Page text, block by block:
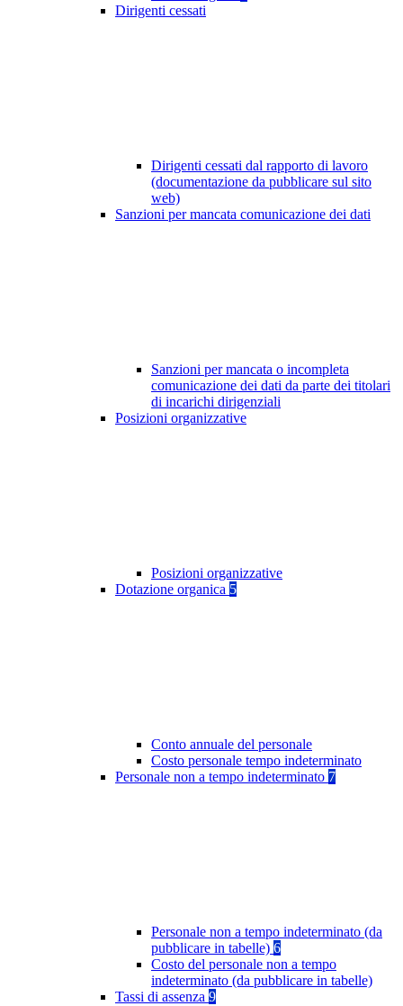
Dirigenti cessati
Dirigenti cessati dal rapporto di lavoro
(documentazione da pubblicare sul sito
web)
Sanzioni per mancata comunicazione dei dati
Sanzioni per mancata o incompleta
comunicazione dei dati da parte dei titolari
di incarichi dirigenziali
Posizioni organizzative
Posizioni organizzative
Dotazione organica 5
Conto annuale del personale
Costo personale tempo indeterminato
Personale non a tempo indeterminato 7
Personale non a tempo indeterminato (da
pubblicare in tabelle) 6
Costo del personale non a tempo
indeterminato (da pubblicare in tabelle)
Tassi di assenza 9